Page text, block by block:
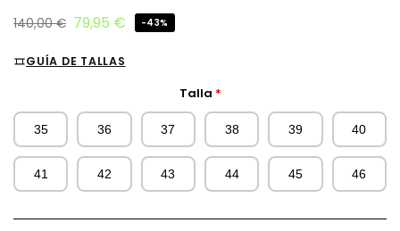
140,00€ 79,95 € -43%
GUÍA DE TALLAS
Talla *
35 36 37 38 39 40
41 42 43 44 45 46